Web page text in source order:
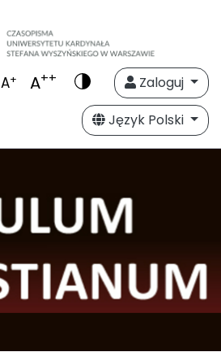
A+ A++
Zaloguj
Język Polski